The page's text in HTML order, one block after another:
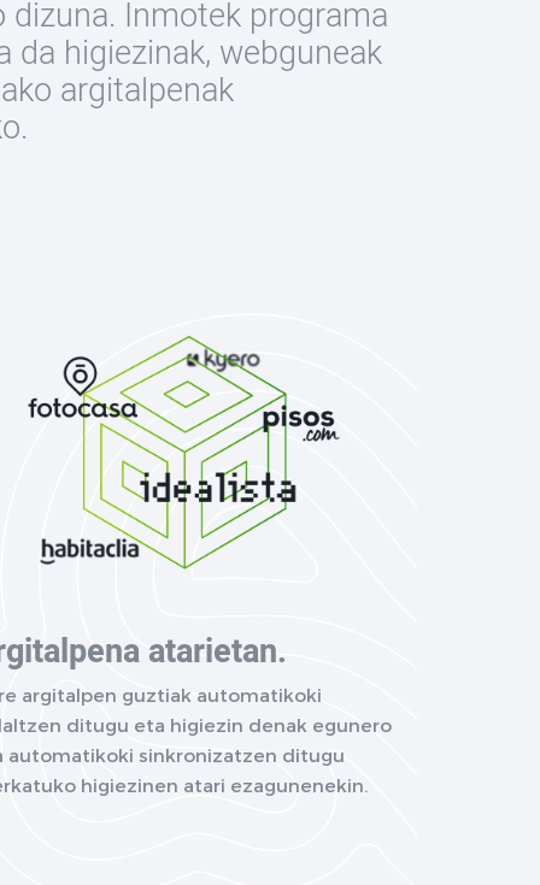
dizuna. Inmotek programa
da higiezinak, webguneak
argitalpenak
atarietan.
argitalpen guztiak automatikoki
ditugu eta higiezin denak egunero
automatikoki sinkronizatzen ditugu
higiezinen atari ezagunenekin.